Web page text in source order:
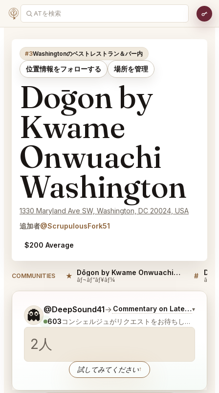
#3Washingtonのベストレストラン＆バー内
位置情報をフォローする 場所を管理
Dōgon by
Kwame
Onwuachi
Washington
1330 Maryland Ave SW, Washington, DC 20024, USA
追加者@ScrupulousFork51
$200 Average
COMMUNITIES ★ Dōgon by Kwame Onwuachi Washington Reviews
ãƒ¬ãƒ“ãƒ¥ãƒ¼ #
👻 @DeepSound41→ Commentary on Latest Bids
▾
603 コンシェルジュがリクエストをお待ちしています
│
試してみてください↑
ご希望についてもう少し詳しく教えてください。